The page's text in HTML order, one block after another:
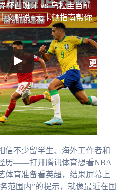
杯西班牙 vs 乌拉圭当前
文解说+无卡顿指南帮你
信不少留学生、海外工作者和
历——打开腾讯体育想看NBA
体育准备看英超，结果屏幕上
范围内”的提示，就像最近在国